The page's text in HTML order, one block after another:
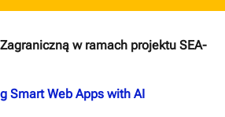
w ramach projektu SEA-
Smart Web Apps with AI